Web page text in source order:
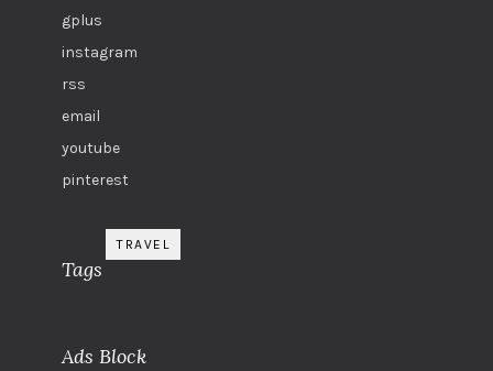
gplus
instagram
rss
email
youtube
pinterest
Tags
TRAVEL
Ads Block